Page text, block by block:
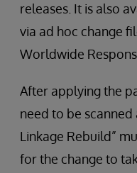
releases. It is also
via ad hoc change
Worldwide
After applying the
need to be scanned
Linkage Rebuild”
for the change to